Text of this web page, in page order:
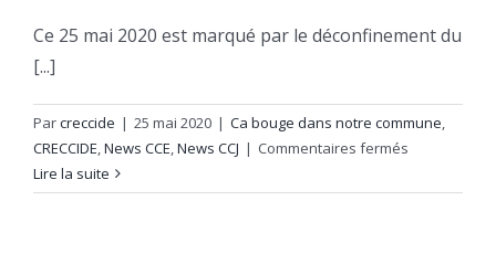
Ce 25 mai 2020 est marqué par le déconfinement du
[...]
Parcreccide | 25 mai 2020 | Ca bouge dans notre commune,
CRECCIDE,News CCE,News CCJ | Commentaires fermés
du
Lire la suite